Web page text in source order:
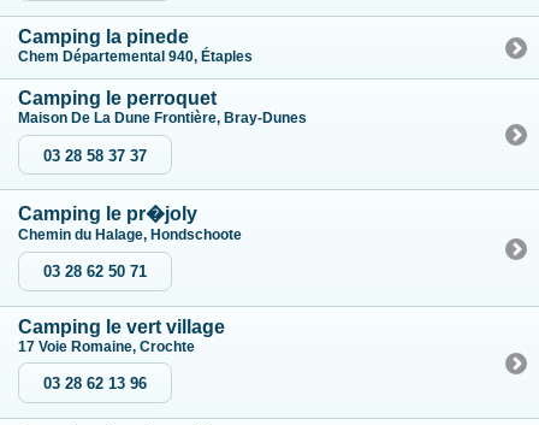
Camping la pinede
Chem Départemental 940, Étaples
Camping le perroquet
Maison De La Dune Frontière, Bray-Dunes
03 28 58 37 37
Camping le pr�joly
Chemin du Halage, Hondschoote
03 28 62 50 71
Camping le vert village
17 Voie Romaine, Crochte
03 28 62 13 96